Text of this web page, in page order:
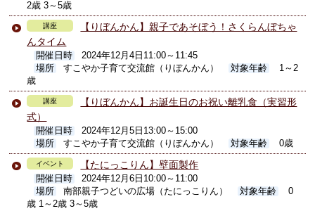
2歳 3～5歳
講座
【りぼんかん】親子であそぼう！さくらんぼちゃ
んタイム
開催日時
2024年12月4日11:00～11:45
場所
すこやか子育て交流館（りぼんかん） 対象年齢
1～2
歳
講座
【りぼんかん】お誕生日のお祝い離乳食（実習形
式）
開催日時
2024年12月5日13:00～15:00
場所
すこやか子育て交流館（りぼんかん） 対象年齢 0歳
イベント 【たにっこりん】壁面製作
開催日時
2024年12月6日10:00～11:00
場所
南部親子つどいの広場（たにっこりん） 対象年齢
0
歳 1～2歳 3～5歳